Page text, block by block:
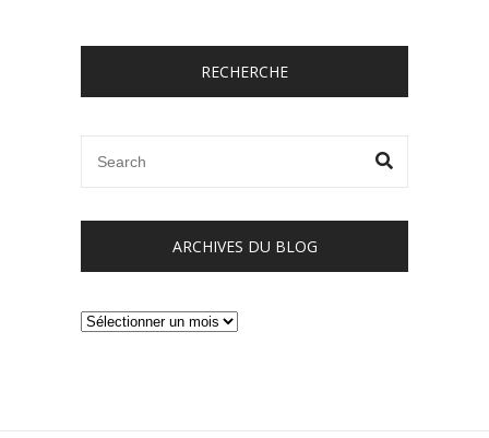
RECHERCHE
ARCHIVES DU BLOG
Archives